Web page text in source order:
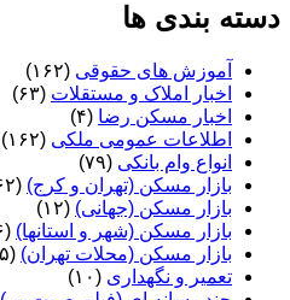
دسته بندی ها
آموزش های حقوقی (۱۶۲)
اخبار املاک و مستقلات (۶۳)
اخبار مسکن رضا (۴)
اطلاعات عمومی ملکی (۱۶۲)
انواع وام بانکی (۷۹)
بازار مسکن (تهران و کرج) (۶۲)
بازار مسکن (جهانی) (۱۲)
بازار مسکن (شهر و استانها) (۱۶)
بازار مسکن (محلات تهران) (۱۵)
تعمیر و نگهداری (۱۰)